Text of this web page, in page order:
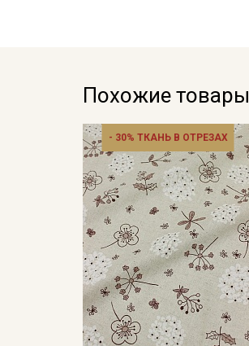
Похожие товары
- 30% ТКАНЬ В ОТРЕЗАХ